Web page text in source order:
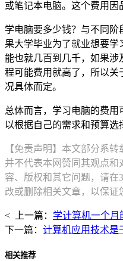
或笔记本电脑。这个费用因
学电脑要多少钱？与不同阶
果大学毕业为了就业想要学
能也就几百到几千，如果
程可能费用就高了，所以
况具体而定。
总体而言，学习电脑的费
以根据自己的需求和预算选
【免责声明】本文部分系
并不代表本网赞同其观点
容、版权和其它问题，请在
改或删除相关文章，以保证
< 上一篇： 学计算机一个月
下一篇： 计算机应用技术是
相关推荐